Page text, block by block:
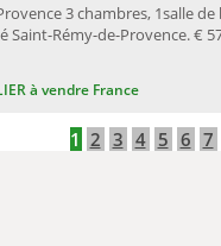
à vendre France
3 chambres, 1salle
Saint-Rémy-de-Provence. €
1 2 3 4 5 6 7